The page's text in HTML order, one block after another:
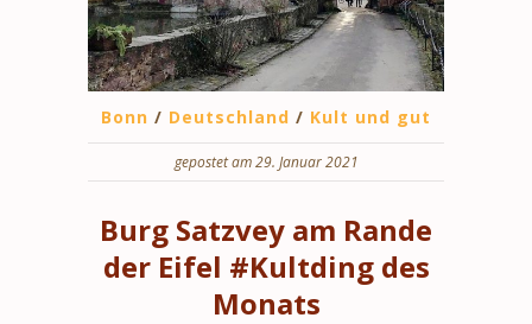
Bonn / Deutschland / Kult und gut
gepostet am 29. Januar 2021
Burg Satzvey am Rande
der Eifel #Kultding des
Monats